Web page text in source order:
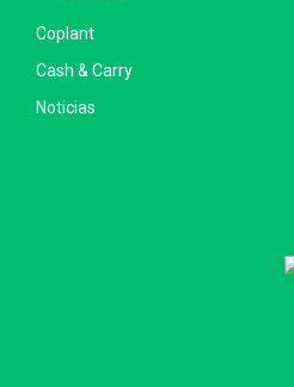
Coplant
Cash & Carry
Noticias